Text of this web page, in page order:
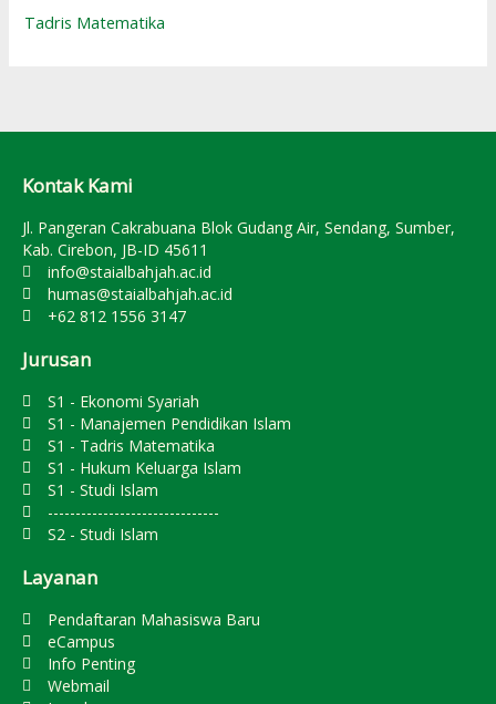
Tadris Matematika
Kontak Kami
Jl. Pangeran Cakrabuana Blok Gudang Air, Sendang, Sumber,
Kab. Cirebon, JB-ID 45611
info@staialbahjah.ac.id
humas@staialbahjah.ac.id
+62 812 1556 3147
Jurusan
S1 - Ekonomi Syariah
S1 - Manajemen Pendidikan Islam
S1 - Tadris Matematika
S1 - Hukum Keluarga Islam
S1 - Studi Islam
-------------------------------
S2 - Studi Islam
Layanan
Pendaftaran Mahasiswa Baru
eCampus
Info Penting
Webmail